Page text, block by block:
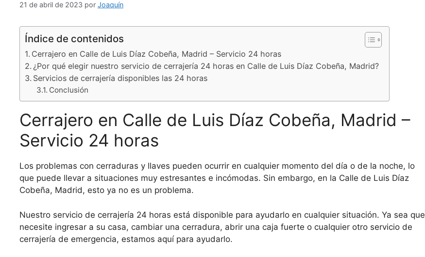
21 de abril de 2023 por Joaquín
Índice de contenidos
Cerrajero en Calle de Luis Díaz Cobeña, Madrid – Servicio 24 horas
¿Por qué elegir nuestro servicio de cerrajería 24 horas en Calle de Luis Díaz Cobeña, Madrid?
Servicios de cerrajería disponibles las 24 horas
Conclusión
Cerrajero en Calle de Luis Díaz Cobeña, Madrid –
Servicio 24 horas
Los problemas con cerraduras y llaves pueden ocurrir en cualquier momento del día o de la noche, lo
que puede llevar a situaciones muy estresantes e incómodas. Sin embargo, en la Calle de Luis Díaz
Cobeña, Madrid, esto ya no es un problema.
Nuestro servicio de cerrajería 24 horas está disponible para ayudarlo en cualquier situación. Ya sea que
necesite ingresar a su casa, cambiar una cerradura, abrir una caja fuerte o cualquier otro servicio de
cerrajería de emergencia, estamos aquí para ayudarlo.